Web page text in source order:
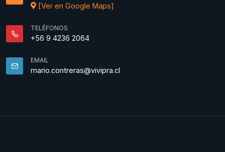
[Ver en Google Maps]
TELÉFONOS
+56 9 4236 2064
EMAIL
mario.contreras@vivipra.cl